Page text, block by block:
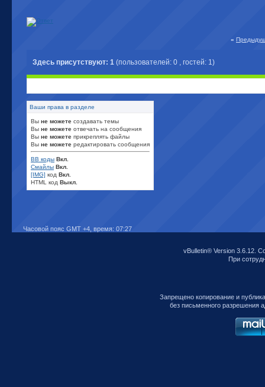
«
Здесь присутствуют: 1 (пользователей: 0 , гостей: 1)
Ваши права в разделе
Вы не можете создавать темы
Вы не можете отвечать на сообщения
Вы не можете прикреплять файлы
Вы не можете редактировать сообщения
BB коды Вкл.
Смайлы Вкл.
[IMG] код Вкл.
HTML код Выкл.
Часовой пояс GMT +4, время: 07:27
vBulletin® Version 3.6.12.
При
Запрещено копирование и
без письменного разрешения